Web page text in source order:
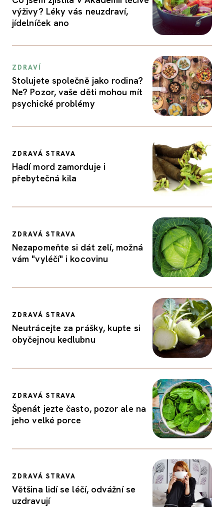
výživy? Léky vás neuzdraví,
jídelníček ano
ZDRAVÍ
Stolujete společně jako rodina?
Ne? Pozor, vaše děti mohou mít
psychické problémy
ZDRAVÁ STRAVA
Hadí mord zamorduje i
přebytečná kila
ZDRAVÁ STRAVA
Nezapomeňte si dát zelí, možná
vám "vyléčí" i kocovinu
ZDRAVÁ STRAVA
Neutrácejte za prášky, kupte si
obyčejnou kedlubnu
ZDRAVÁ STRAVA
Špenát jezte často, pozor ale na
jeho velké porce
ZDRAVÁ STRAVA
Většina lidí se léčí, odvážní se
uzdravují